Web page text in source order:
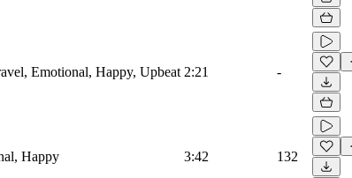
Emotional, Happy, Upbeat 2:21 -
Happy 3:42 132